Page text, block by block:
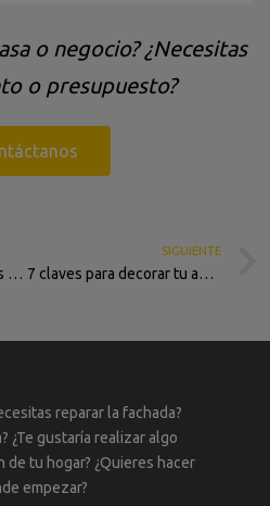
o negocio? ¿Necesitas
o presupuesto?
Subvenciones para Obras de Aislamiento Exterior e Interior de Edificios
SIGUIENTE
7 claves para decorar tu apartamento de playa
reparar la fachada?
¿Te gustaría realizar algo
tu hogar? ¿Quieres hacer
empezar?